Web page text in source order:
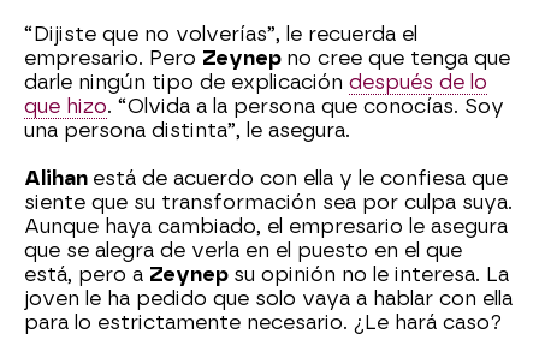
“Dijiste que no volverías”, le recuerda el
empresario. Pero Zeynep no cree que tenga que
darle ningún tipo de explicación después de lo
que hizo. “Olvida a la persona que conocías. Soy
una persona distinta”, le asegura.
Alihan está de acuerdo con ella y le confiesa que
siente que su transformación sea por culpa suya.
Aunque haya cambiado, el empresario le asegura
que se alegra de verla en el puesto en el que
está, pero a Zeynep su opinión no le interesa. La
joven le ha pedido que solo vaya a hablar con ella
para lo estrictamente necesario. ¿Le hará caso?